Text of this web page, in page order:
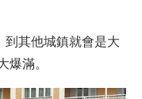
其他城鎮就會是大
滿。